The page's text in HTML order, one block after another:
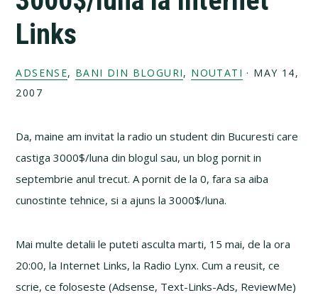
Links
ADSENSE, BANI DIN BLOGURI, NOUTATI · MAY 14,
2007
Da, maine am invitat la radio un student din Bucuresti care
castiga 3000$/luna din blogul sau, un blog pornit in
septembrie anul trecut. A pornit de la 0, fara sa aiba
cunostinte tehnice, si a ajuns la 3000$/luna.
Mai multe detalii le puteti asculta marti, 15 mai, de la ora
20:00, la Internet Links, la Radio Lynx. Cum a reusit, ce
scrie, ce foloseste (Adsense, Text-Links-Ads, ReviewMe)